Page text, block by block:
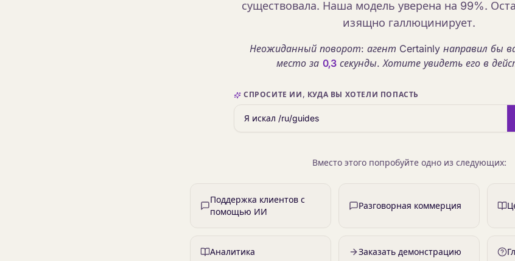
существовала. Наша модель уверена на 99%.
изящно галлюцинирует.
Неожиданный поворот: агент Certainly направил бы
место за 0,3 секунды. Хотите увидеть его в
СПРОСИТЕ ИИ, КУДА ВЫ ХОТЕЛИ ПОПАСТЬ
Вместо этого попробуйте одно из следующих:
Поддержка клиентов с
помощью ИИ
Разговорная коммерция
Аналитика Заказать демонстрацию